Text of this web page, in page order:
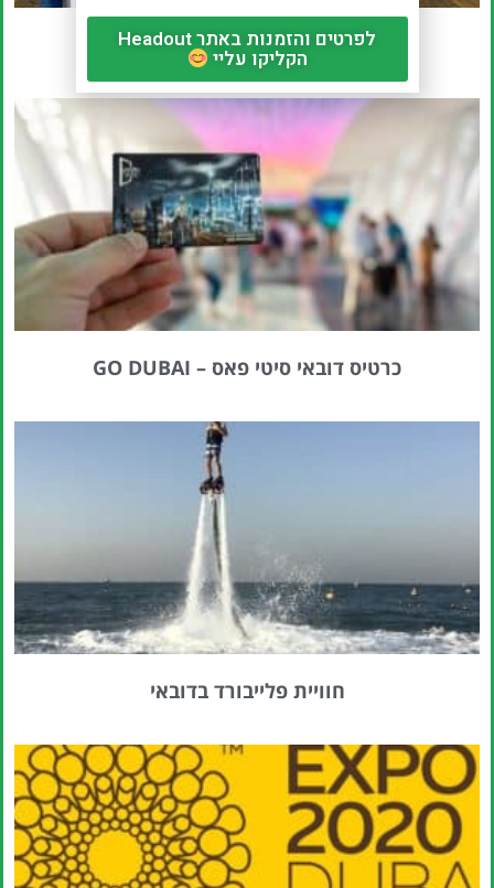
קידזניה – פארק חינוכי לילדים
כרטיס דובאי סיטי פאס – GO DUBAI
חוויית פלייבורד בדובאי
לפרטים והזמנות באתר Headout
הקליקו עליי